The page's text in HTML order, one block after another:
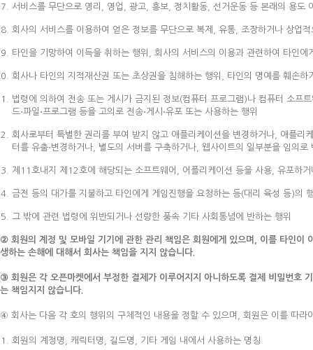
서비스를 무단으로 영리, 영업, 광고, 홍보, 정치활동, 선거운동 등 본래의 용도
회사의 서비스를 이용하여 얻은 정보를 무단으로 복제, 유통, 조장하거나 상업
타인을 기망하여 이득을 취하는 행위, 회사의 서비스의 이용과 관련하여 타인에
회사나 타인의 지적재산권 또는 초상권을 침해하는 행위, 타인의 명예를 훼손하
법령에 의하여 전송 또는 게시가 금지된 정보(컴퓨터 프로그램)나 컴퓨터 소프
드⋅파일⋅프로그램 등을 고의로 전송⋅게시⋅유포 또는 사용하는 행위
회사로부터 특별한 권리를 부여 받지 않고 애플리케이션을 변경하거나, 애플리
터를 유출⋅변경하거나, 별도의 서버를 구축하거나, 웹사이트의 일부분을 임의로
제11호내지 제12호에 해당되는 소프트웨어, 어플리케이션 등을 사용, 유포하
금전 등의 대가를 지불하고 타인에게 게임진행을 요청하는 등(대리 육성 등)의
그 밖에 관련 법령에 위반되거나 선량한 풍속 기타 사회통념에 반하는 행위
② 회원의 계정 및 모바일 기기에 관한 관리 책임은 회원에게 있으며, 이를 타인이
생하는 손해에 대해서 회사는 책임을 지지 않습니다.
③ 회원은 각 오픈마켓에서 부정한 결제가 이루어지지 아니하도록 결제 비밀번호
는 책임지지 않습니다.
④ 회사는 다음 각 호의 행위의 구체적인 내용을 정할 수 있으며, 회원은 이를 따라
회원의 계정명, 캐릭터명, 길드명, 기타 게임 내에서 사용하는 명칭